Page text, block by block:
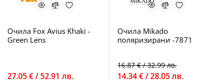
Очила Fox Avius Khaki -
Green Lens
27.05 € / 52.91 лв.
Очила Mikado
поляризирани -7871
16.87 € / 32.99 лв.
14.34 € / 28.05 лв.